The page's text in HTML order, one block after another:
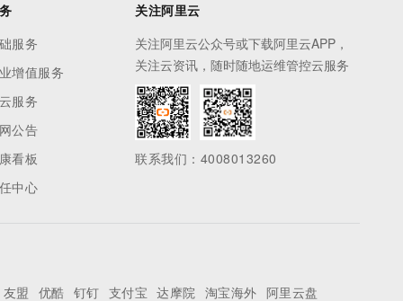
服务
增值服务
服务
公告
看板
中心
关注阿里云
关注阿里云公众号或下载阿里云APP，
关注云资讯，随时随地运维管控云服务
联系我们：4008013260
友盟 优酷 钉钉 支付宝 达摩院 淘宝海外 阿里云盘